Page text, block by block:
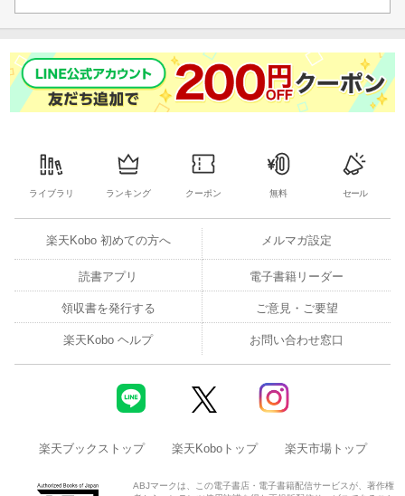
ライブラリ ランキング クーポン 無料 セール
楽天Kobo 初めての方へ メルマガ設定
読書アプリ 電子書籍リーダー
領収書を発行する ご意見・ご要望
楽天Kobo ヘルプ お問い合わせ窓口
楽天ブックストップ 楽天Koboトップ 楽天市場トップ
ABJマークは、この電子書店・電子書籍配信サービスが、著作権